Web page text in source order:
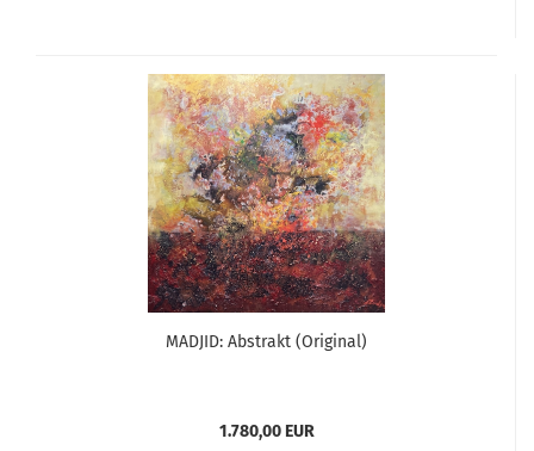
MADJID: Abstrakt (Original)
1.780,00 EUR